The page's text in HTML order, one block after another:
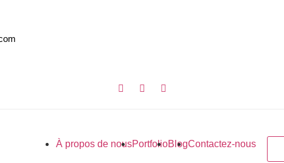
À propos de nousPortfolioBlogContactez-nous